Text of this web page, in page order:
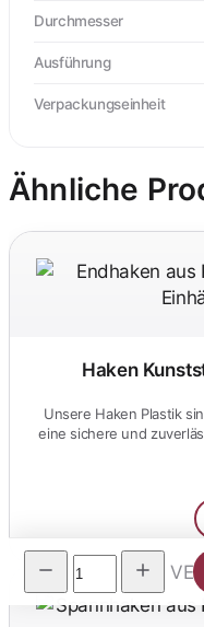
Durchmesser
Ausführung
Verpackungseinheit
Ähnliche
Haken
Unsere Haken Plastik
eine sichere und
VE